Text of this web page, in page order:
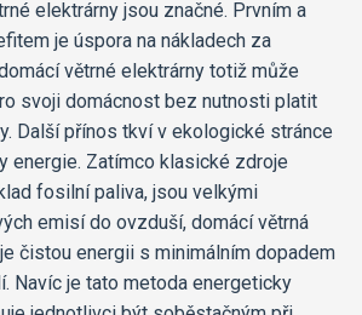
elektrárny jsou značné. Prvním a
je úspora na nákladech za
větrné elektrárny totiž může
svoji domácnost bez nutnosti platit
Další přínos tkví v ekologické stránce
energie. Zatímco klasické zdroje
fosilní paliva, jsou velkými
emisí do ovzduší, domácí větrná
čistou energii s minimálním dopadem
Navíc je tato metoda energeticky